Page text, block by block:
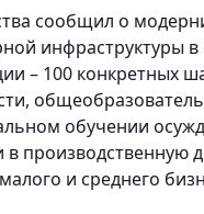
сообщил о
инфраструктуры в
– 100 конкретных
обучении
производственную
и среднего